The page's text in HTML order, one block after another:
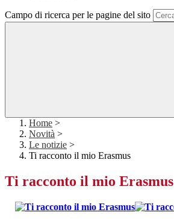
Campo di ricerca per le pagine del sito
Home >
Novità >
Le notizie >
Ti racconto il mio Erasmus
Ti racconto il mio Erasmus